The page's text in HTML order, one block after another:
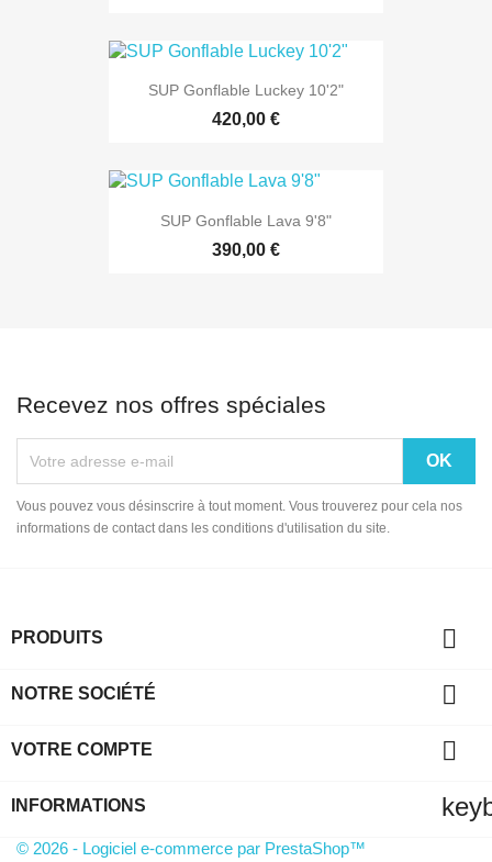
SUP Gonflable Luckey 10'2"
420,00 €
SUP Gonflable Lava 9'8"
390,00 €
Recevez nos offres spéciales
Vous pouvez vous désinscrire à tout moment. Vous trouverez pour cela nos
informations de contact dans les conditions d'utilisation du site.
PRODUITS 
NOTRE SOCIÉTÉ 
VOTRE COMPTE 
INFORMATIONS
© 2026 - Logiciel e-commerce par PrestaShop™